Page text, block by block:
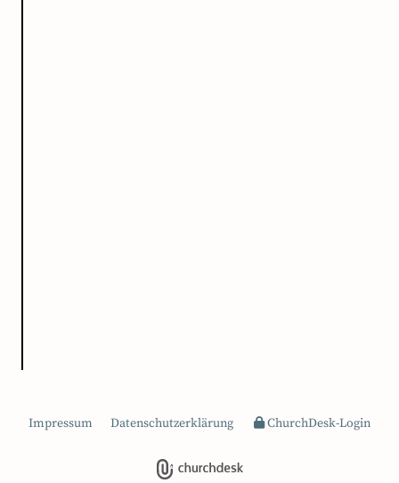
Impressum Datenschutzerklärung ChurchDesk-Login